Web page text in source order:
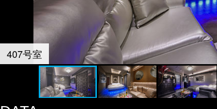
ハピホテ予約利用規約 お問
プレミアムコースFAQ 旅行